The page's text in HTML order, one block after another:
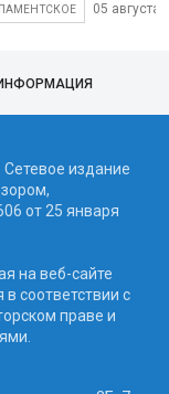
05 августа
издание
от 25 января
на веб-сайте
соответствии с
праве и